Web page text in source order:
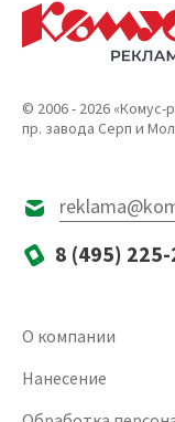
© 2006 - 2026 «Комус-
пр. завода Серп и
8 (495)
О компании
Нанесение